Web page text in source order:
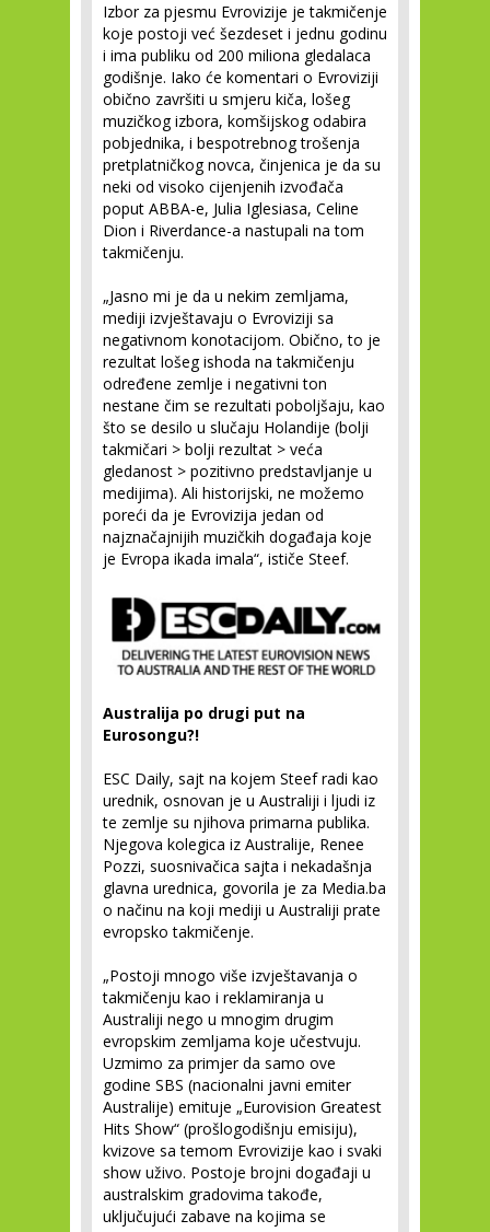
Izbor za pjesmu Evrovizije je takmičenje
koje postoji već šezdeset i jednu godinu
i ima publiku od 200 miliona gledalaca
godišnje. Iako će komentari o Evroviziji
obično završiti u smjeru kiča, lošeg
muzičkog izbora, komšijskog odabira
pobjednika, i bespotrebnog trošenja
pretplatničkog novca, činjenica je da su
neki od visoko cijenjenih izvođača
poput ABBA-e, Julia Iglesiasa, Celine
Dion i Riverdance-a nastupali na tom
takmičenju.
„Jasno mi je da u nekim zemljama,
mediji izvještavaju o Evroviziji sa
negativnom konotacijom. Obično, to je
rezultat lošeg ishoda na takmičenju
određene zemlje i negativni ton
nestane čim se rezultati poboljšaju, kao
što se desilo u slučaju Holandije (bolji
takmičari > bolji rezultat > veća
gledanost > pozitivno predstavljanje u
medijima). Ali historijski, ne možemo
poreći da je Evrovizija jedan od
najznačajnijih muzičkih događaja koje
je Evropa ikada imala“, ističe Steef.
Australija po drugi put na
Eurosongu?!
ESC Daily, sajt na kojem Steef radi kao
urednik, osnovan je u Australiji i ljudi iz
te zemlje su njihova primarna publika.
Njegova kolegica iz Australije, Renee
Pozzi, suosnivačica sajta i nekadašnja
glavna urednica, govorila je za Media.ba
o načinu na koji mediji u Australiji prate
evropsko takmičenje.
„Postoji mnogo više izvještavanja o
takmičenju kao i reklamiranja u
Australiji nego u mnogim drugim
evropskim zemljama koje učestvuju.
Uzmimo za primjer da samo ove
godine SBS (nacionalni javni emiter
Australije) emituje „Eurovision Greatest
Hits Show“ (prošlogodišnju emisiju),
kvizove sa temom Evrovizije kao i svaki
show uživo. Postoje brojni događaji u
australskim gradovima takođe,
uključujući zabave na kojima se